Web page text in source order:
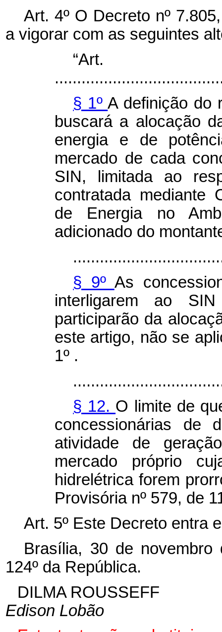
Art. 4º O Decreto nº
a vigorar com as seguintes
§ 1ºA definição do
buscará a alocação
energia e de
mercado de cada
SIN, limitada ao
contratada mediante
de Energia no
adicionado do
§ 9º As
interligarem ao
participarão da
este artigo, não se
1º .
§ 12. O limite de
concessionárias de
atividade de
mercado próprio
hidrelétrica forem
Provisória nº 579, de
Art. 5º Este Decreto entra
Brasília, 30 de novembro
124º da República.
DILMA ROUSSEFF
Edison Lobão